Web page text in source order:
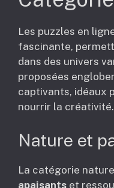
Les puzzles en
fascinante,
dans des univers
proposées
captivants, idéaux
nourrir la créativité.
Nature et
La catégorie
apaisants et